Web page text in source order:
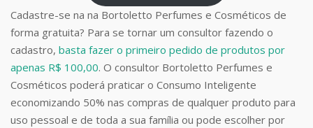
Cadastre-se na na Bortoletto Perfumes e Cosméticos de
forma gratuita? Para se tornar um consultor fazendo o
cadastro, basta fazer o primeiro pedido de produtos por
apenas R$ 100,00. O consultor Bortoletto Perfumes e
Cosméticos poderá praticar o Consumo Inteligente
economizando 50% nas compras de qualquer produto para
uso pessoal e de toda a sua família ou pode escolher por